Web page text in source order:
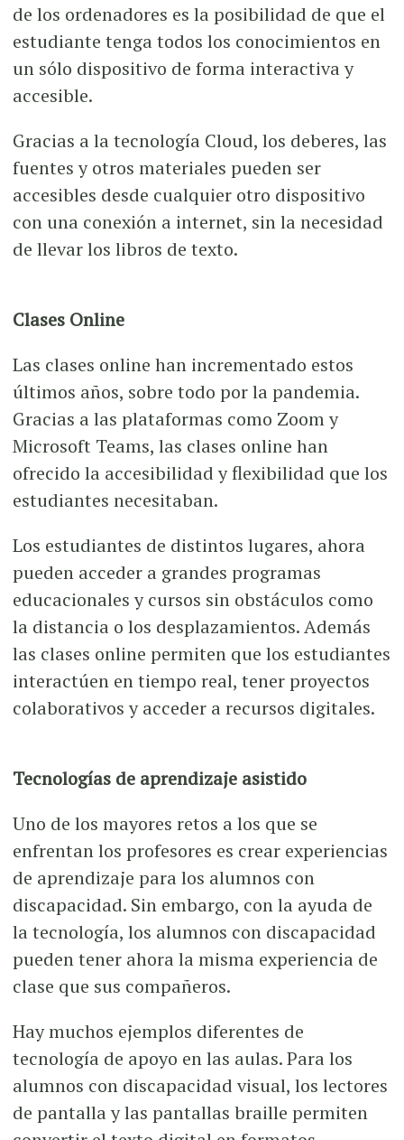
de los ordenadores es la posibilidad de que el
estudiante tenga todos los conocimientos en
un sólo dispositivo de forma interactiva y
accesible.
Gracias a la tecnología Cloud, los deberes, las
fuentes y otros materiales pueden ser
accesibles desde cualquier otro dispositivo
con una conexión a internet, sin la necesidad
de llevar los libros de texto.
Clases Online
Las clases online han incrementado estos
últimos años, sobre todo por la pandemia.
Gracias a las plataformas como Zoom y
Microsoft Teams, las clases online han
ofrecido la accesibilidad y flexibilidad que los
estudiantes necesitaban.
Los estudiantes de distintos lugares, ahora
pueden acceder a grandes programas
educacionales y cursos sin obstáculos como
la distancia o los desplazamientos. Además
las clases online permiten que los estudiantes
interactúen en tiempo real, tener proyectos
colaborativos y acceder a recursos digitales.
Tecnologías de aprendizaje asistido
Uno de los mayores retos a los que se
enfrentan los profesores es crear experiencias
de aprendizaje para los alumnos con
discapacidad. Sin embargo, con la ayuda de
la tecnología, los alumnos con discapacidad
pueden tener ahora la misma experiencia de
clase que sus compañeros.
Hay muchos ejemplos diferentes de
tecnología de apoyo en las aulas. Para los
alumnos con discapacidad visual, los lectores
de pantalla y las pantallas braille permiten